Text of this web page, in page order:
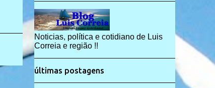
Noticias, política e cotidiano de Luis
Correia e região !!
últimas postagens